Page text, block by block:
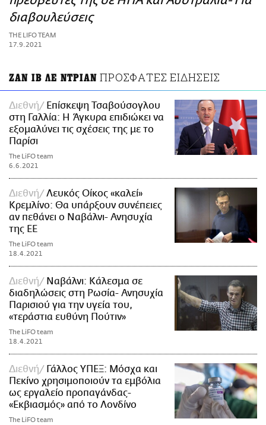
ΑΜΠΑ
PRINT
διαβουλεύσεις
THE LIFO TEAM
17.9.2021
ΖΑΝ ΙΒ ΛΕ ΝΤΡΙΑΝ ΠΡΟΣΦΑΤΕΣ ΕΙΔΗΣΕΙΣ
Διεθνή
Επίσκεψη Τσαβούσογλου
στη Γαλλία: Η Άγκυρα επιδιώκει να
εξομαλύνει τις σχέσεις της με το
Παρίσι
The LiFO team
6.6.2021
Διεθνή
Λευκός Οίκος «καλεί»
Κρεμλίνο: Θα υπάρξουν συνέπειες
αν πεθάνει ο Ναβάλνι- Ανησυχία
της ΕΕ
The LiFO team
18.4.2021
Διεθνή
Ναβάλνι: Κάλεσμα σε
διαδηλώσεις στη Ρωσία- Ανησυχία
Παρισιού για την υγεία του,
«τεράστια ευθύνη Πούτιν»
The LiFO team
18.4.2021
Διεθνή
Γάλλος ΥΠΕΞ: Μόσχα και
Πεκίνο χρησιμοποιούν τα εμβόλια
ως εργαλείο προπαγάνδας-
«Εκβιασμός» από το Λονδίνο
The LiFO team